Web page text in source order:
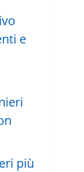
e
più